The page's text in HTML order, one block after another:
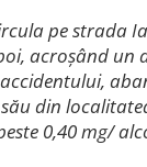
pe strada
acroșând un
din
0,40 mg/